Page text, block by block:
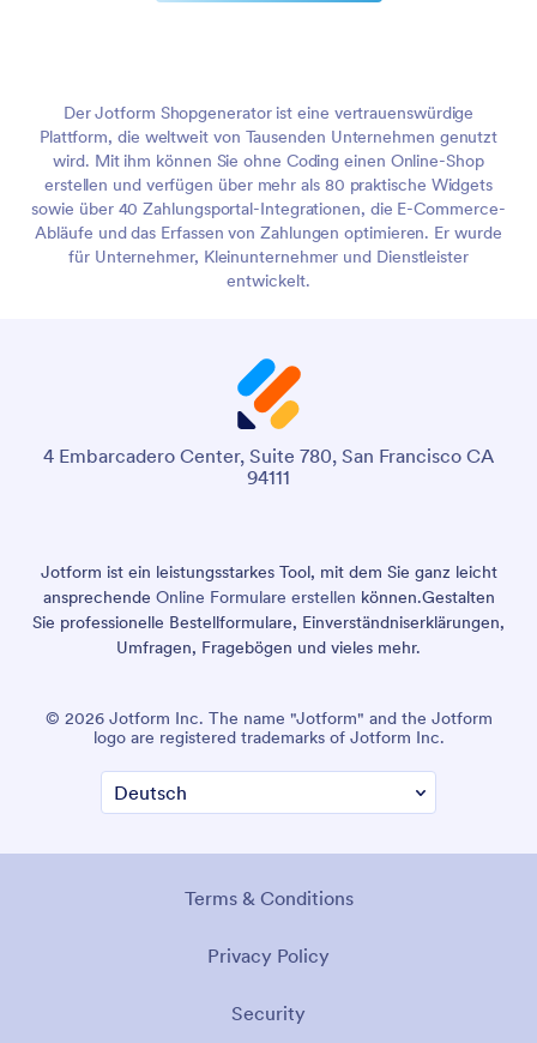
Der Jotform Shopgenerator ist eine vertrauenswürdige
Plattform, die weltweit von Tausenden Unternehmen genutzt
wird. Mit ihm können Sie ohne Coding einen Online-Shop
erstellen und verfügen über mehr als 80 praktische Widgets
sowie über 40 Zahlungsportal-Integrationen, die E-Commerce-
Abläufe und das Erfassen von Zahlungen optimieren. Er wurde
für Unternehmer, Kleinunternehmer und Dienstleister
entwickelt.
4 Embarcadero Center, Suite 780, San Francisco CA
94111
Jotform ist ein leistungsstarkes Tool, mit dem Sie ganz leicht
ansprechende Online Formulare erstellen können.Gestalten
Sie professionelle Bestellformulare, Einverständniserklärungen,
Umfragen, Fragebögen und vieles mehr.
© 2026 Jotform Inc. The name "Jotform" and the Jotform
logo are registered trademarks of Jotform Inc.
Terms & Conditions
Privacy Policy
Security